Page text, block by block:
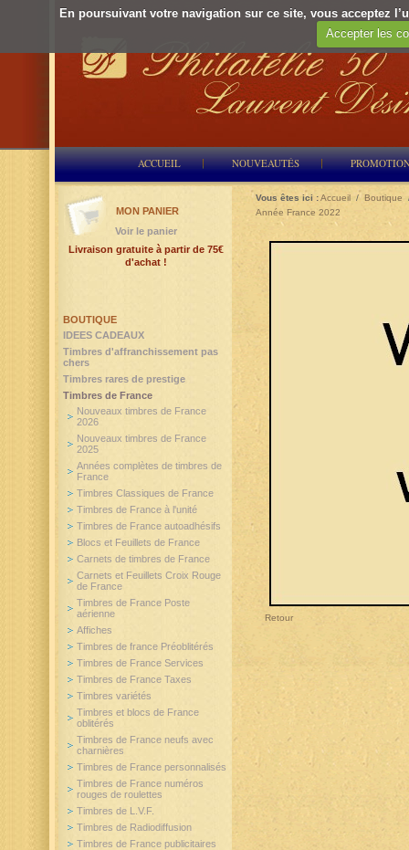
En poursuivant votre navigation sur ce site, vous acceptez
Accepter les
ACCUEIL NOUVEAUTÉS
Vous êtes ici :Accueil / Boutique
Année France 2022
Retour
BOUTIQUE
IDEES CADEAUX
Timbres d'affranchissement pas
chers
Timbres rares de prestige
Timbres de France
Nouveaux timbres de France
2026
Nouveaux timbres de France
2025
Années complètes de timbres de
France
Timbres Classiques de France
Timbres de France à l'unité
Timbres de France autoadhésifs
Blocs et Feuillets de France
Carnets de timbres de France
Carnets et Feuillets Croix Rouge
de France
Timbres de France Poste
aérienne
Affiches
Timbres de france Préoblitérés
Timbres de France Services
Timbres de France Taxes
Timbres variétés
Timbres et blocs de France
oblitérés
Timbres de France neufs avec
charnières
Timbres de France personnalisés
Timbres de France numéros
rouges de roulettes
Timbres de L.V.F.
Timbres de Radiodiffusion
Timbres de France publicitaires
MON PANIER
Voir le panier
Livraison gratuite à partir de 75€
d'achat !